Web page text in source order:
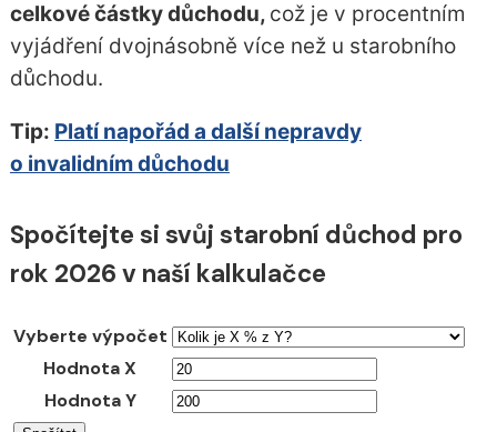
celkové částky důchodu, což je v procentním
vyjádření dvojnásobně více než u starobního
důchodu.
Tip: Platí napořád a další nepravdy
o invalidním důchodu
Spočítejte si svůj starobní důchod pro
rok 2026 v naší kalkulačce
Vyberte výpočet
Hodnota X
Hodnota Y